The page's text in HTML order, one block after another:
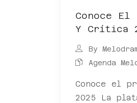
Conoce
Y Crítica
By
Agenda
Conoce el
2025 La